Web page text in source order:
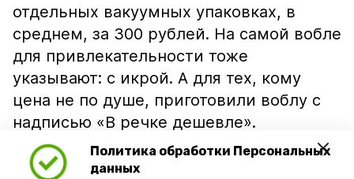
Политика обработки Персональных
данных
отдельных вакуумных упаковках, в
среднем, за 300 рублей. На самой вобле
для привлекательности тоже
указывают: с икрой. А для тех, кому
цена не по душе, приготовили воблу с
надписью «В речке дешевле».